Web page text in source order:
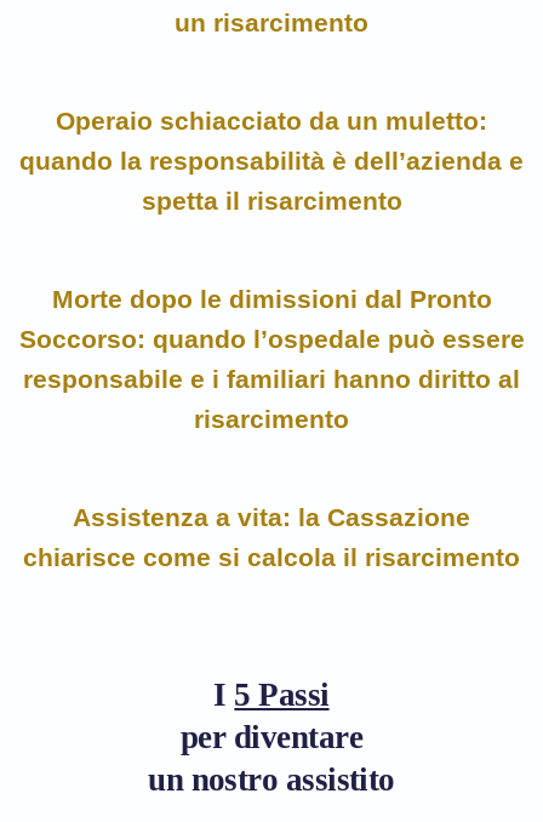
un risarcimento
Operaio schiacciato da un muletto:
quando la responsabilità è dell’azienda e
spetta il risarcimento
Morte dopo le dimissioni dal Pronto
Soccorso: quando l’ospedale può essere
responsabile e i familiari hanno diritto al
risarcimento
Assistenza a vita: la Cassazione
chiarisce come si calcola il risarcimento
I 5 Passi
per diventare
un nostro assistito